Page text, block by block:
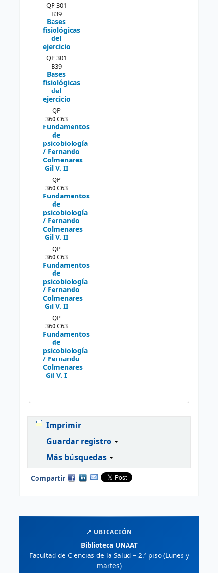
QP 301
B39
Bases
fisiológicas
del
ejercicio
QP 301
B39
Bases
fisiológicas
del
ejercicio
QP
360 C63
Fundamentos
de
psicobiología
/ Fernando
Colmenares
Gil V. II
QP
360 C63
Fundamentos
de
psicobiología
/ Fernando
Colmenares
Gil V. II
QP
360 C63
Fundamentos
de
psicobiología
/ Fernando
Colmenares
Gil V. II
QP
360 C63
Fundamentos
de
psicobiología
/ Fernando
Colmenares
Gil V. I
Imprimir
Guardar registro
Más búsquedas
Compartir
📍 UBICACIÓN
Biblioteca UNAAT
Facultad de Ciencias de la Salud – 2.º piso (Lunes y
martes)